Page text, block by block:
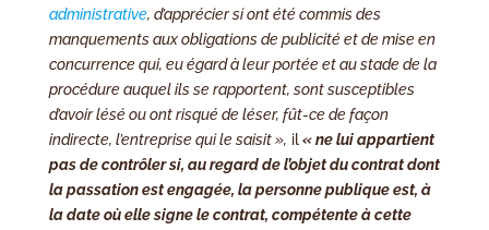
administrative, d’apprécier si ont été commis des
manquements aux obligations de publicité et de mise en
concurrence qui, eu égard à leur portée et au stade de la
procédure auquel ils se rapportent, sont susceptibles
d’avoir lésé ou ont risqué de léser, fût-ce de façon
indirecte, l’entreprise qui le saisit », il« ne lui appartient
pas de contrôler si, au regard de l’objet du contrat dont
la passation est engagée, la personne publique est, à
la date où elle signe le contrat, compétente à cette